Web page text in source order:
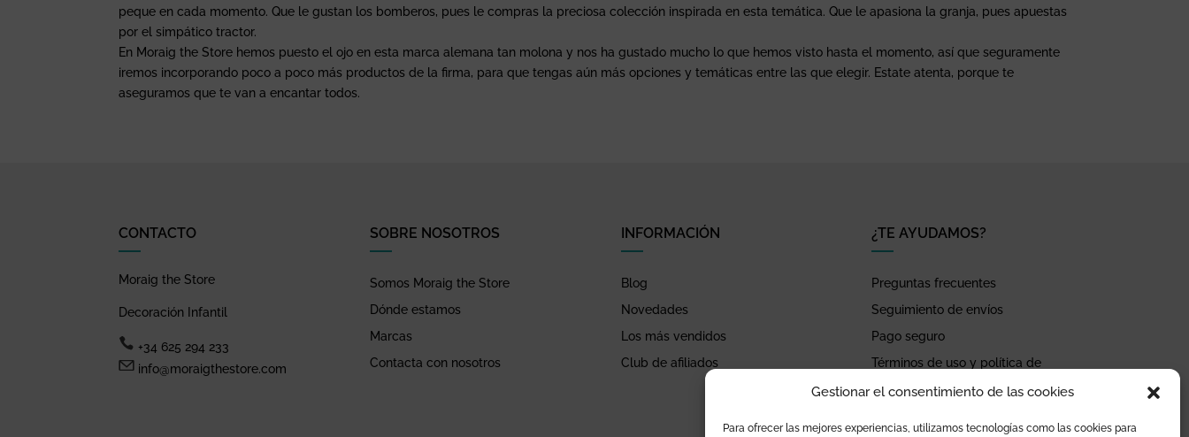
Gestionar el consentimiento de las cookies
Para ofrecer las mejores experiencias, utilizamos tecnologías como las cookies para
peque en cada momento. Que le gustan los bomberos, pues le compras la preciosa colección inspirada en esta temática. Que le apasiona la granja, pues apuestas
por el simpático tractor.
En Moraig the Store hemos puesto el ojo en esta marca alemana tan molona y nos ha gustado mucho lo que hemos visto hasta el momento, así que seguramente
iremos incorporando poco a poco más productos de la firma, para que tengas aún más opciones y temáticas entre las que elegir. Estate atenta, porque te
aseguramos que te van a encantar todos.
CONTACTO
Moraig the Store
Decoración Infantil
+34 625 294 233
info@moraigthestore.com
SOBRE NOSOTROS
Somos Moraig the Store
Dónde estamos
Marcas
Contacta con nosotros
INFORMACIÓN
Blog
Novedades
Los más vendidos
Club de afiliados
¿TE AYUDAMOS?
Preguntas frecuentes
Seguimiento de envíos
Pago seguro
Términos de uso y política de
Devoluciones y garantía